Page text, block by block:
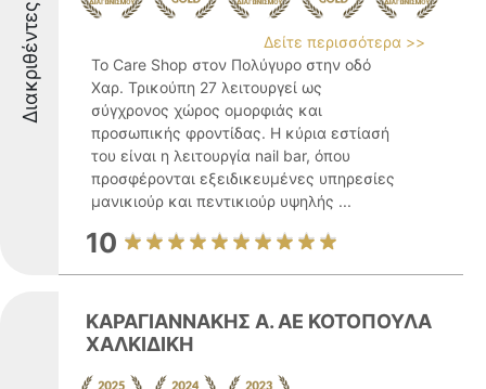
Διακριθέντες
Δείτε περισσότερα >>
Το Care Shop στον Πολύγυρο στην οδό
Χαρ. Τρικούπη 27 λειτουργεί ως
σύγχρονος χώρος ομορφιάς και
προσωπικής φροντίδας. Η κύρια εστίασή
του είναι η λειτουργία nail bar, όπου
προσφέρονται εξειδικευμένες υπηρεσίες
μανικιούρ και πεντικιούρ υψηλής ...
10
ΚΑΡΑΓΙΑΝΝΑΚΗΣ Α. ΑΕ ΚΟΤΟΠΟΥΛΑ
ΧΑΛΚΙΔΙΚΗ